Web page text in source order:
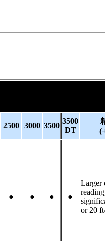
2500 3000 3500
3500
DT
● ● ● ●
Larger
or 20